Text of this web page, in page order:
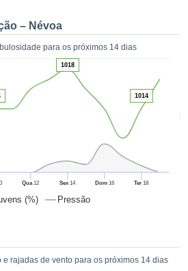
– Névoa
para os próximos 14 dias
(%) Pressão
50
Qua12 Sex 14 Dom16 Ter 18
1018
1014
rajadas de vento para os próximos 14 dias